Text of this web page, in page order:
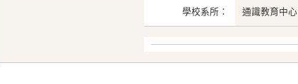
學校系所： 通識教育中心